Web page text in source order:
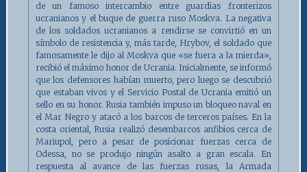
de un famoso intercambio entre guardias fronterizos
ucranianos y el buque de guerra ruso Moskva. La negativa
de los soldados ucranianos a rendirse se convirtió en un
símbolo de resistencia y, más tarde, Hrybov, el soldado que
famosamente le dijo al Moskva que «se fuera a la mierda»,
recibió el máximo honor de Ucrania. Inicialmente, se informó
que los defensores habían muerto, pero luego se descubrió
que estaban vivos y el Servicio Postal de Ucrania emitió un
sello en su honor. Rusia también impuso un bloqueo naval en
el Mar Negro y atacó a los barcos de terceros países. En la
costa oriental, Rusia realizó desembarcos anfibios cerca de
Mariupol, pero a pesar de posicionar fuerzas cerca de
Odessa, no se produjo ningún asalto a gran escala. En
respuesta al avance de las fuerzas rusas, la Armada